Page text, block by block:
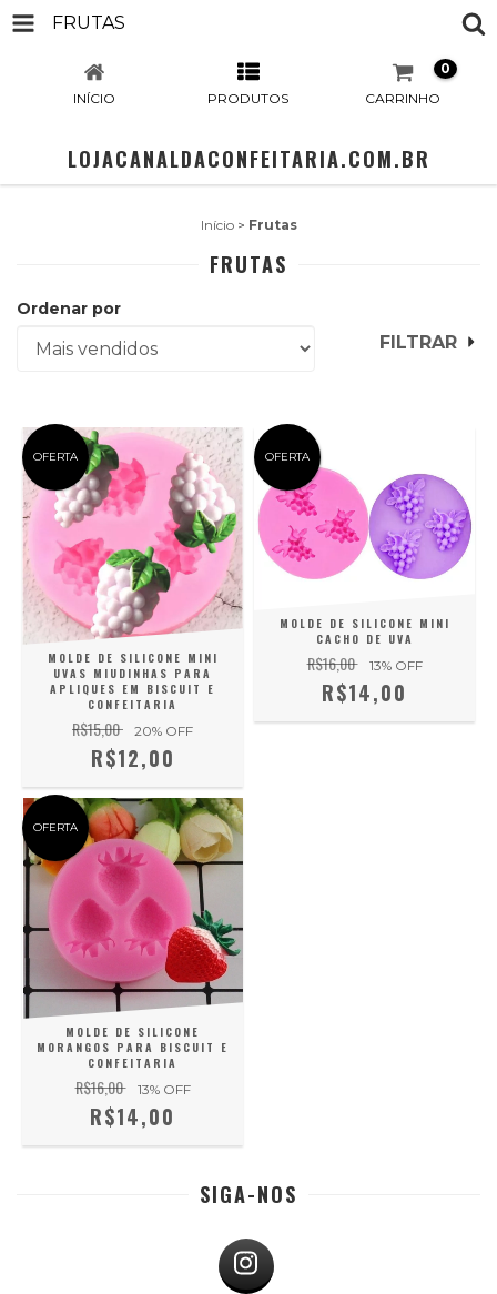
FRUTAS
INÍCIO PRODUTOS CARRINHO
0
LOJACANALDACONFEITARIA.COM.BR
Início > Frutas
FRUTAS
Ordenar por
FILTRAR
OFERTA
MOLDE DE SILICONE MINI
UVAS MIUDINHAS PARA
APLIQUES EM BISCUIT E
CONFEITARIA
R$15,00 20% OFF
R$12,00
OFERTA
MOLDE DE SILICONE MINI
CACHO DE UVA
R$16,00 13% OFF
R$14,00
OFERTA
MOLDE DE SILICONE
MORANGOS PARA BISCUIT E
CONFEITARIA
R$16,00 13% OFF
R$14,00
SIGA-NOS